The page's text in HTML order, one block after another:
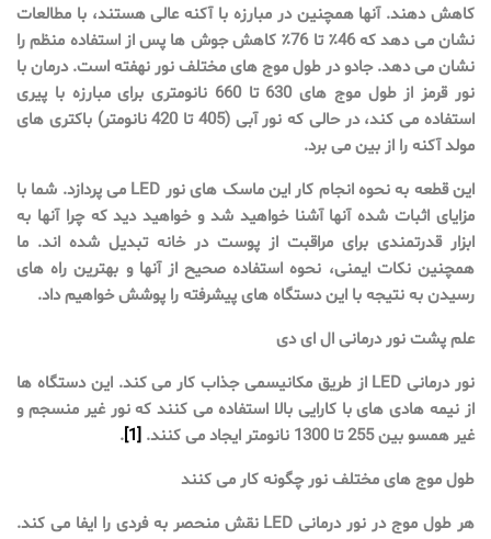
کاهش دهند. آنها همچنین در مبارزه با آکنه عالی هستند، با مطالعات
نشان می دهد که 46٪ تا 76٪ کاهش جوش ها پس از استفاده منظم را
نشان می دهد. جادو در طول موج های مختلف نور نهفته است. درمان با
نور قرمز از طول موج های 630 تا 660 نانومتری برای مبارزه با پیری
استفاده می کند، در حالی که نور آبی (405 تا 420 نانومتر) باکتری های
مولد آکنه را از بین می برد.
این قطعه به نحوه انجام کار این ماسک های نور LED می پردازد. شما با
مزایای اثبات شده آنها آشنا خواهید شد و خواهید دید که چرا آنها به
ابزار قدرتمندی برای مراقبت از پوست در خانه تبدیل شده اند. ما
همچنین نکات ایمنی، نحوه استفاده صحیح از آنها و بهترین راه های
رسیدن به نتیجه با این دستگاه های پیشرفته را پوشش خواهیم داد.
علم پشت نور درمانی ال ای دی
نور درمانی LED از طریق مکانیسمی جذاب کار می کند. این دستگاه ها
از نیمه هادی های با کارایی بالا استفاده می کنند که نور غیر منسجم و
غیر همسو بین 255 تا 1300 نانومتر ایجاد می کنند.
[1]
.
طول موج های مختلف نور چگونه کار می کنند
هر طول موج در نور درمانی LED نقش منحصر به فردی را ایفا می کند.